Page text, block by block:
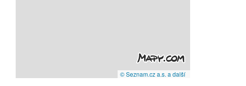
© Seznam.cz a.s. a další